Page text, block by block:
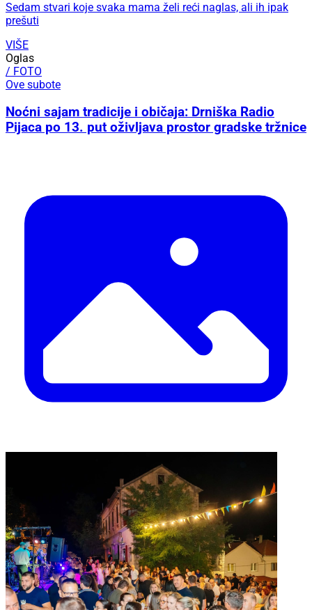
Sedam stvari koje svaka mama želi reći naglas, ali ih ipak
prešuti
VIŠE
Oglas
/ FOTO
Ove subote
Noćni sajam tradicije i običaja: Drniška Radio
Pijaca po 13. put oživljava prostor gradske tržnice